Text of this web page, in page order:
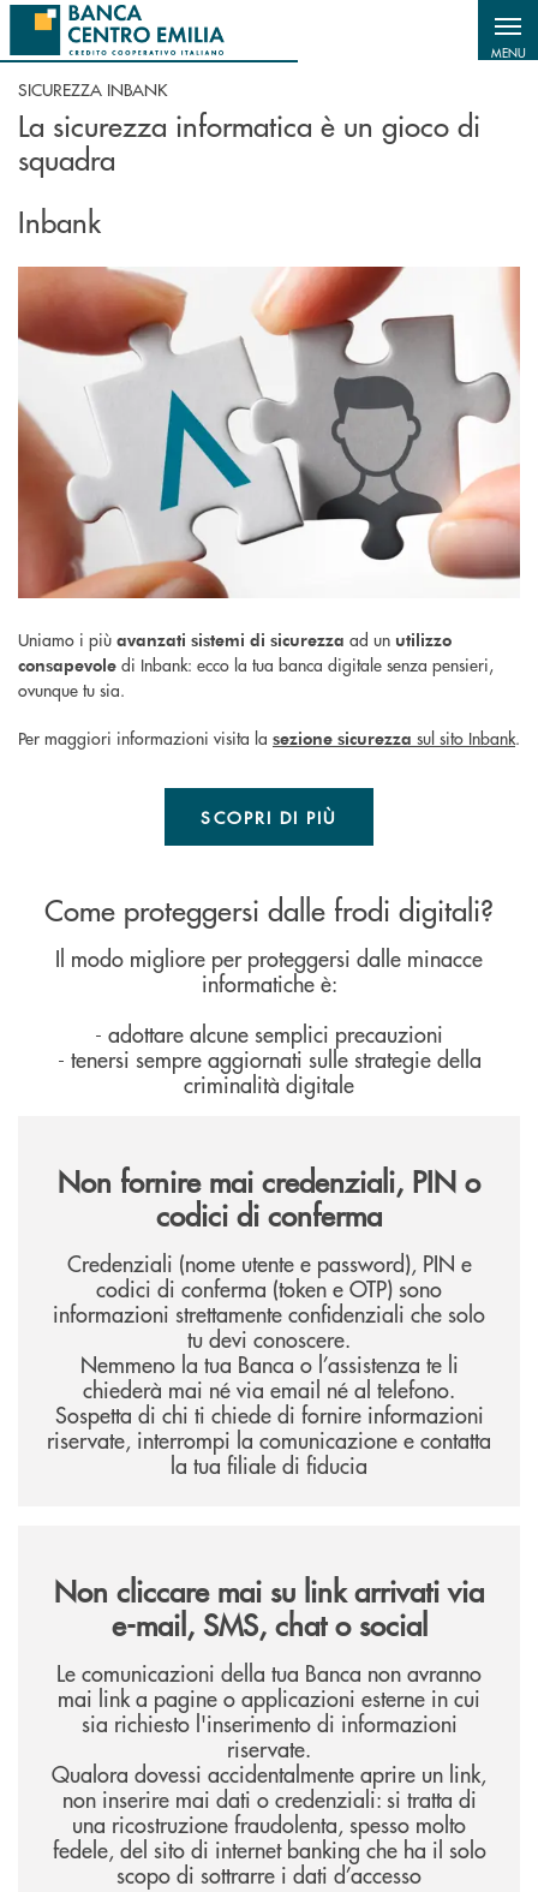
Salta al contenuto principale
MENU
SICUREZZA INBANK
La sicurezza informatica è un gioco di
squadra
Inbank
Uniamo i più avanzati sistemi di sicurezza ad un utilizzo
consapevole di Inbank: ecco la tua banca digitale senza pensieri,
ovunque tu sia.
Per maggiori informazioni visita la sezione sicurezza sul sito Inbank.
SCOPRI DI PIÙ
Come proteggersi dalle frodi digitali?
Il modo migliore per proteggersi dalle minacce
informatiche è:
- adottare alcune semplici precauzioni
- tenersi sempre aggiornati sulle strategie della
criminalità digitale
Non fornire mai credenziali, PIN o
codici di conferma
Credenziali (nome utente e password), PIN e
codici di conferma (token e OTP) sono
informazioni strettamente confidenziali che solo
tu devi conoscere.
Nemmeno la tua Banca o l’assistenza te li
chiederà mai né via email né al telefono.
Sospetta di chi ti chiede di fornire informazioni
riservate, interrompi la comunicazione e contatta
la tua filiale di fiducia
Non cliccare mai su link arrivati via
e-mail, SMS, chat o social
Le comunicazioni della tua Banca non avranno
mai link a pagine o applicazioni esterne in cui
sia richiesto l'inserimento di informazioni
riservate.
Qualora dovessi accidentalmente aprire un link,
non inserire mai dati o credenziali: si tratta di
una ricostruzione fraudolenta, spesso molto
fedele, del sito di internet banking che ha il solo
scopo di sottrarre i dati d’accesso